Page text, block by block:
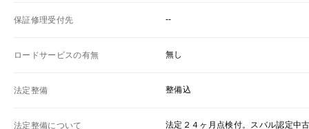
保証修理受付先 --
ロードサービスの有無 無し
法定整備 整備込
法定整備について
法定２４ヶ月点検付。スバル認定中